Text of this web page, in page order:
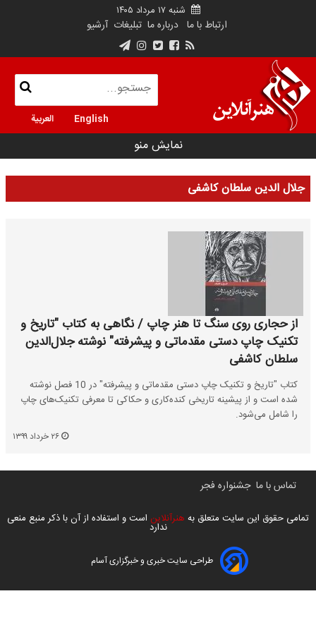
شنبه ۱۷ مرداد ۱۴۰۵
ارتباط با ما درباره ما تبلیغات آرشیو
English العربية
نمایش منو
جلال الدین سلطان کاشفی
از حجاری روی سنگ تا هنر چاپ / نگاهی به کتاب "تاریخ و
تکنیک چاپ دستی مقدماتی و پیشرفته" نوشته جلال‌الدین
سلطان کاشفی
کتاب "تاریخ و تکنیک چاپ دستی مقدماتی و پیشرفته" در 10 فصل نوشته
شده است و از پیشینه تاریخی کنده‌کاری و حکاکی تا معرفی تکنیک‌های چاپ
را شامل می‌شود.
تماس با ما جشنواره فجر
تمامی حقوق این سایت متعلق به هنرآنلاین است و استفاده از آن با ذکر منبع منعی
ندارد
طراحی سایت خبری و خبرگزاری آسام